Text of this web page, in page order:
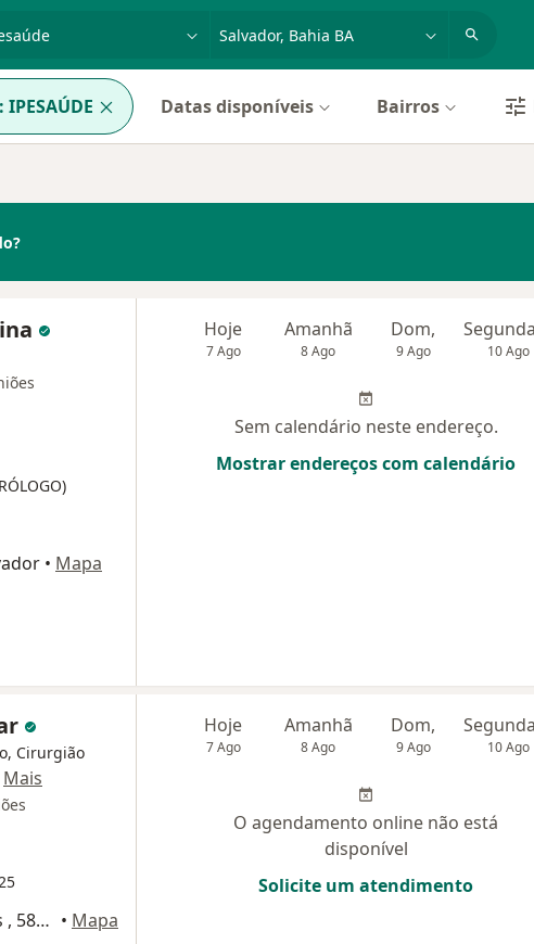
doença ou nome
IPESAÚDE Datas disponíveis Bairros
• Mapa
Hoje
7 Ago
Amanhã
8 Ago
Dom,
9 Ago 10 Ago
Sem calendário neste endereço.
Mostrar endereços com calendário
Cirurgião
Mais
Avenida Antônio Carlos Magalhães , 585 - Sala 1410, Salvador • Mapa
Hoje
7 Ago
Amanhã
8 Ago
Dom,
9 Ago 10 Ago
O agendamento online não está
disponível
Solicite um atendimento